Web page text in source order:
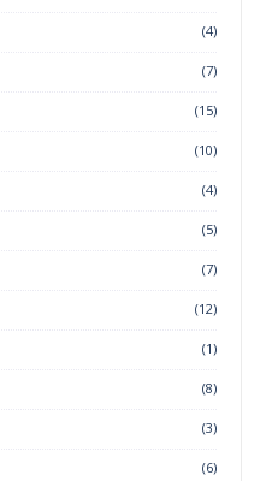
(4)
(7)
(15)
(10)
(4)
(5)
(7)
(12)
(1)
(8)
(3)
(6)